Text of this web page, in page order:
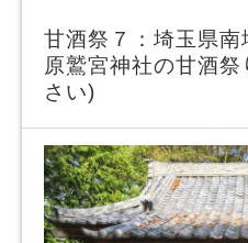
甘酒祭７：埼玉県
原鷲宮神社の甘酒
さい)